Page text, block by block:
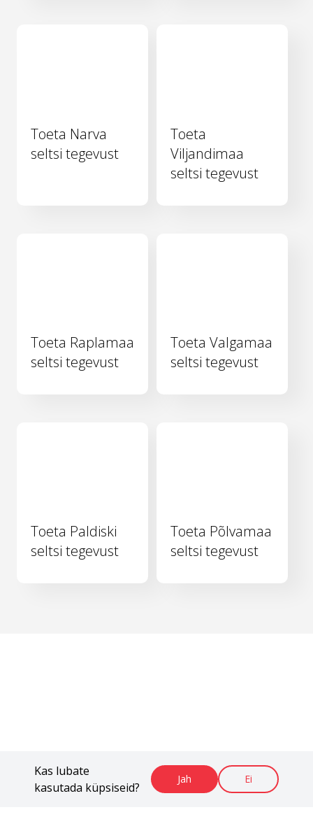
Kas lubate
kasutada küpsiseid?
Jah Ei
Toeta Narva
seltsi tegevust
Toeta
Viljandimaa
seltsi tegevust
Toeta Raplamaa
seltsi tegevust
Toeta Valgamaa
seltsi tegevust
Toeta Paldiski
seltsi tegevust
Toeta Põlvamaa
seltsi tegevust